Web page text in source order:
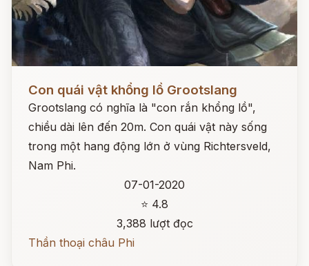
Con quái vật khổng lồ Grootslang
Grootslang có nghĩa là "con rắn khổng lồ",
chiều dài lên đến 20m. Con quái vật này sống
trong một hang động lớn ở vùng Richtersveld,
Nam Phi.
07-01-2020
⭐ 4.8
3,388 lượt đọc
Thần thoại châu Phi